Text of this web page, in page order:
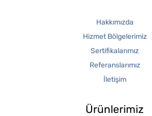
Hakkımızda
Hizmet Bölgelerimiz
Sertifikalarımız
Referanslarımız
İletişim
Ürünlerimiz